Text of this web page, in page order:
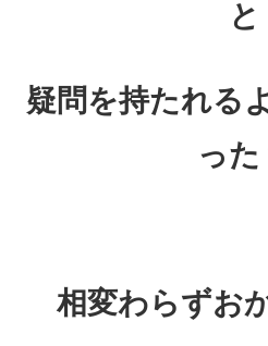
と
疑問を持たれる
った
相変わらずお